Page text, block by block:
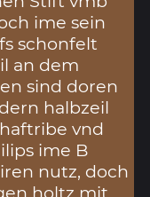
ime sein
schonfelt
an dem
sind doren
halbzeil
vnd
ime B
nutz, doch
holtz mit